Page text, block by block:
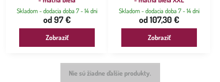
Skladom - dodacia doba 7 - 14 dní
od 97 €
Zobraziť
Skladom - dodacia doba 7 - 14 dní
od 107,30 €
Zobraziť
Nie sú žiadne ďalšie produkty.